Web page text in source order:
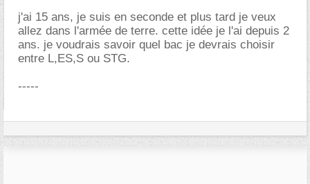
j'ai 15 ans, je suis en seconde et plus tard je veux
allez dans l'armée de terre. cette idée je l'ai depuis 2
ans. je voudrais savoir quel bac je devrais choisir
entre L,ES,S ou STG.
-----